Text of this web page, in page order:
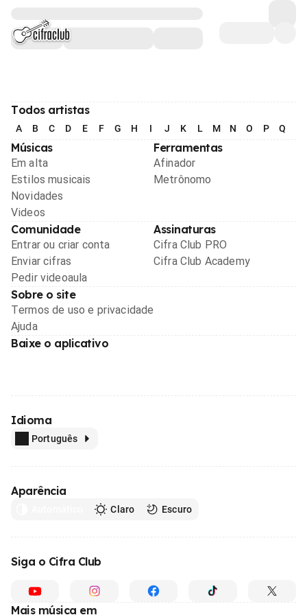
Todos artistas
A B C D E F G H I J K L M N O P Q
Músicas
Em alta
Estilos musicais
Novidades
Videos
Ferramentas
Afinador
Metrônomo
Comunidade
Entrar ou criar conta
Enviar cifras
Pedir videoaula
Assinaturas
Cifra Club PRO
Cifra Club Academy
Sobre o site
Termos de uso e privacidade
Ajuda
Baixe o aplicativo
Idioma
Português
Aparência
Claro Escuro
Siga o Cifra Club
Mais música em